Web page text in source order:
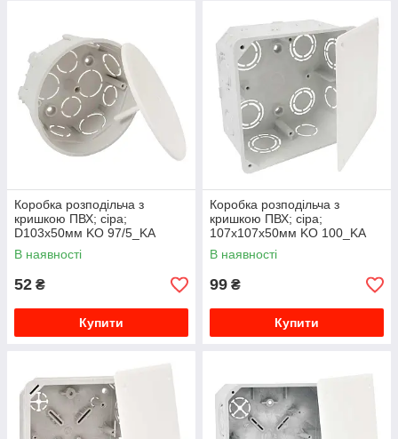
Коробка розподільча з
кришкою ПВХ; сіра;
D103х50мм KO 97/5_KA
В наявності
52 ₴
Купити
Коробка розподільча з
кришкою ПВХ; сіра;
107х107х50мм KO 100_KA
В наявності
99 ₴
Купити